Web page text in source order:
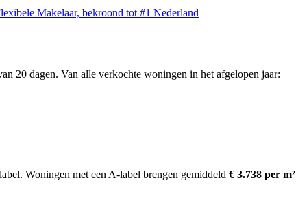
Makelaar, bekroond tot #1 Nederland
20 dagen. Van alle verkochte woningen in het afgelopen jaar:
Woningen met een A-label brengen gemiddeld € 3.738 per m²